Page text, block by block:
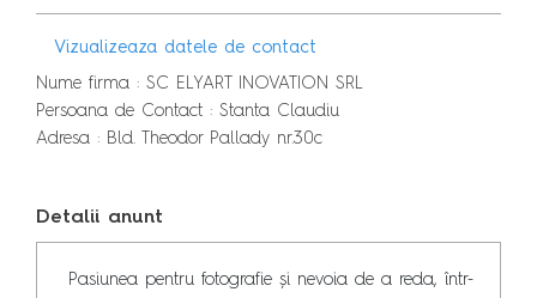
Vizualizeaza datele de contact
Nume firma : SC ELYART INOVATION SRL
Persoana de Contact : Stanta Claudiu
Adresa : Bld. Theodor Pallady nr.30c
Detalii anunt